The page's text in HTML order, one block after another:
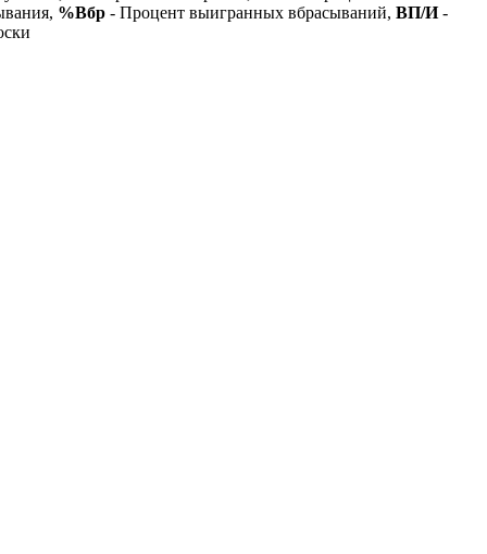
%Вбр - Процент выигранных вбрасываний, ВП/И-